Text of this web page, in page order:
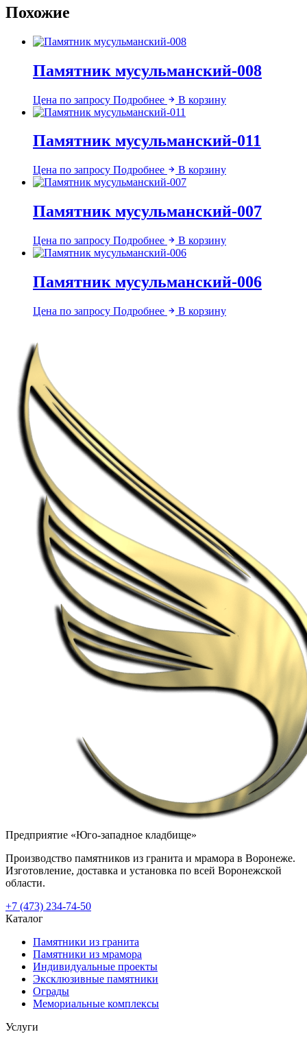
Похожие
Памятник мусульманский-008
Цена по запросу Подробнее В корзину
Памятник мусульманский-011
Цена по запросу Подробнее В корзину
Памятник мусульманский-007
Цена по запросу Подробнее В корзину
Памятник мусульманский-006
Цена по запросу Подробнее В корзину
Предприятие «Юго-западное кладбище»
Производство памятников из гранита и мрамора в Воронеже.
Изготовление, доставка и установка по всей Воронежской
области.
+7 (473) 234-74-50
Каталог
Памятники из гранита
Памятники из мрамора
Индивидуальные проекты
Эксклюзивные памятники
Ограды
Мемориальные комплексы
Услуги